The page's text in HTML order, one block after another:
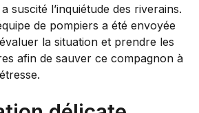
suscité l’inquiétude des riverains.
de pompiers a été envoyée
la situation et prendre les
afin de sauver ce compagnon à